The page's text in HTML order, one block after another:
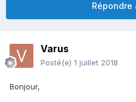
Répondre
Varus
Posté(e) 1 juillet 2018
Bonjour,